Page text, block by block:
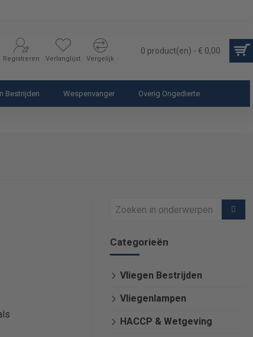
Registreren Verlanglijst Vergelijk
0 product(en) - € 0,00
Bestrijden Wespenvanger Overig Ongedierte
Categorieën
Vliegen Bestrijden
Vliegenlampen
HACCP & Wetgeving